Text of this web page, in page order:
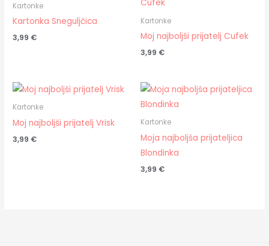
Kartonke
Kartonka Sneguljčica
3,99 €
Kartonke
Moj najboljši prijatelj Cufek
3,99 €
Kartonke
Moj najboljši prijatelj Vrisk
3,99 €
Kartonke
Moja najboljša prijateljica
Blondinka
3,99 €